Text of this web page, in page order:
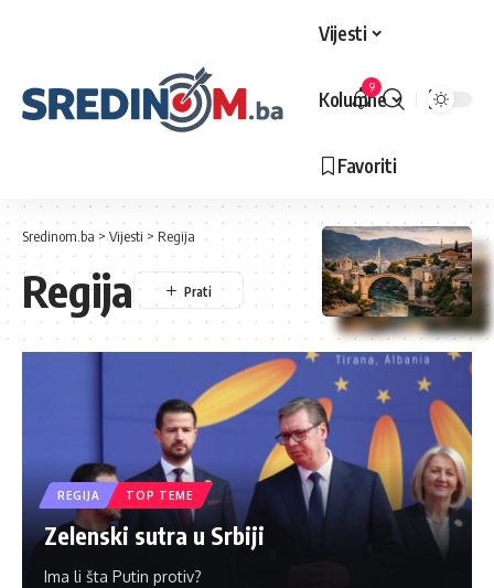
Vijesti
Kolumne
Favoriti
9
Sredinom.ba >Vijesti >Regija
Regija
REGIJA TOP TEME
Zelenski sutra u Srbiji
Ima li šta Putin protiv?